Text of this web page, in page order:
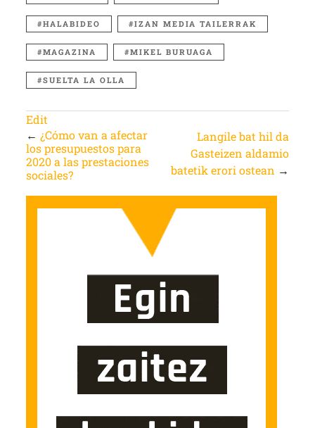
HALABIDEO IZAN MEDIA TAILERRAK
MAGAZINA MIKEL BURUAGA
SUELTA LA OLLA
Edit
← ¿Cómo van a afectar
los presupuestos para
2020 a las prestaciones
sociales?
Langile bat hil da
Gasteizen aldamio
batetik erori ostean →